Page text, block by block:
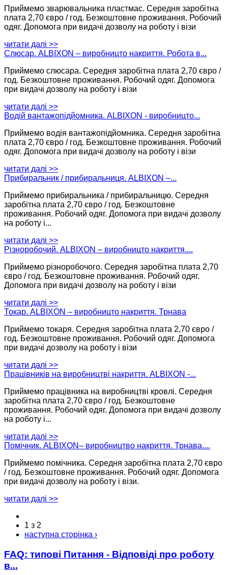
Приймемо зварювальника пластмас. Середня заробітна
плата 2,70 євро / год. Безкоштовне проживання. Робочий
одяг. Допомога при видачі дозволу на роботу і візи
читати далі >>
Слюсар. ALBIXON – виробницто накриття. Робота в...
Приймемо слюсара. Середня заробітна плата 2,70 євро /
год. Безкоштовне проживання. Робочий одяг. Допомога
при видачі дозволу на роботу і візи
читати далі >>
Водій вантажопідйомника. ALBIXON - виробницто...
Приймемо водія вантажопідйомника. Середня заробітна
плата 2,70 євро / год. Безкоштовне проживання. Робочий
одяг. Допомога при видачі дозволу на роботу і візи
читати далі >>
Прибиральник / прибиральниця. ALBIXON –...
Приймемо прибиральника / прибиральницю. Середня
заробітна плата 2,70 євро / год. Безкоштовне
проживання. Робочий одяг. Допомога при видачі дозволу
на роботу і...
читати далі >>
Різноробочий. ALBIXON – виробницто накриття....
Приймемо різноробочого. Середня заробітна плата 2,70
євро / год. Безкоштовне проживання. Робочий одяг.
Допомога при видачі дозволу на роботу і візи
читати далі >>
Токар. ALBIXON – виробницто накриття. Трнава
Приймемо токаря. Середня заробітна плата 2,70 євро /
год. Безкоштовне проживання. Робочий одяг. Допомога
при видачі дозволу на роботу і візи
читати далі >>
Працівників на виробництві накриття. ALBIXON -...
Приймемо працівника на виробництві кровлі. Середня
заробітна плата 2,70 євро / год. Безкоштовне
проживання. Робочий одяг. Допомога при видачі дозволу
на роботу і...
читати далі >>
Помічник. ALBIXON– виробництво накриття. Трнава....
Приймемо помічника. Середня заробітна плата 2,70 євро
/ год. Безкоштовне проживання. Робочий одяг. Допомога
при видачі дозволу на роботу і візи.
читати далі >>
1 з 2
наступна сторінка ›
FAQ: типові Питання - Відповіді про роботу
в...